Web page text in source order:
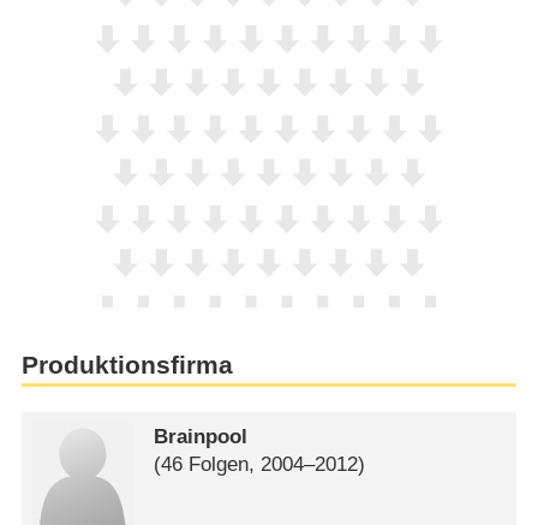
Produktionsfirma
Brainpool
(46 Folgen, 2004⁠–⁠2012)